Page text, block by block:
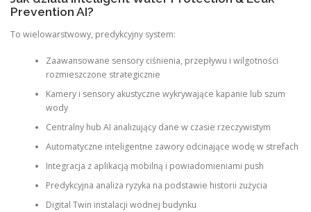
Prevention AI?
To wielowarstwowy, predykcyjny system:
Zaawansowane sensory ciśnienia, przepływu i wilgotności
rozmieszczone strategicznie
Kamery i sensory akustyczne wykrywające kapanie lub szum
wody
Centralny hub AI analizujący dane w czasie rzeczywistym
Automatyczne inteligentne zawory odcinające wodę w strefach
Integracja z aplikacją mobilną i powiadomieniami push
Predykcyjna analiza ryzyka na podstawie historii zużycia
Digital Twin instalacji wodnej budynku